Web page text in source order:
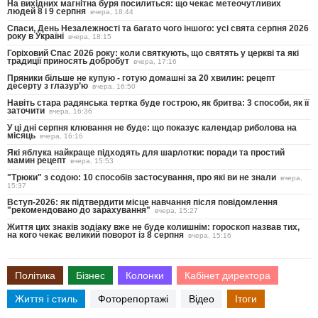
На вихідних магнітна буря посилиться: що чекає метеочутливих
людей 8 і 9 серпня вчера, 18:44
Спаси, День Незалежності та багато чого іншого: усі свята серпня 2026
року в Україні вчера, 18:15
Горіховий Спас 2026 року: коли святкують, що святять у церкві та які
традиції приносять добробут вчера, 17:16
Пряники більше не купую - готую домашні за 20 хвилин: рецепт
десерту з глазур’ю вчера, 16:50
Навіть стара радянська тертка буде гострою, як бритва: 3 способи, як її
заточити вчера, 16:36
У ці дні серпня клювання не буде: що показує календар риболова на
місяць вчера, 16:16
Які яблука найкраще підходять для шарлотки: поради та простий
мамин рецепт вчера, 15:53
"Трюки" з содою: 10 способів застосування, про які ви не знали вчера,
15:37
Вступ-2026: як підтвердити місце навчання після повідомлення
"рекомендовано до зарахування" вчера, 15:27
Життя цих знаків зодіаку вже не буде колишнім: гороскоп назвав тих,
на кого чекає великий поворот із 8 серпня вчера, 15:16
Політика Бізнес Колонки Кабінет директора
Життя і стиль Фоторепортажі Відео Ітоги